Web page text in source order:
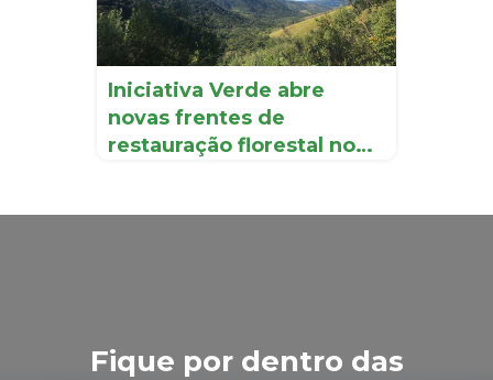
Iniciativa Verde abre
novas frentes de
restauração florestal no
Fique por dentro das